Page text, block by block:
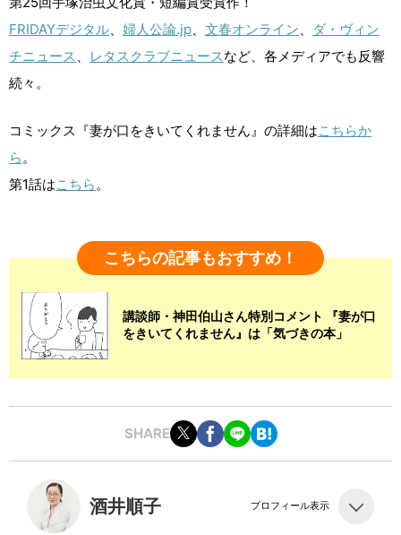
FRIDAYデジタル、 婦人公論.jp、 文春オンライン、
ダ・ヴィン
チニュース 、 レタスクラブニュースなど、各メディアでも反響
続々。
コミックス『妻が口をきいてくれません』の詳細はこちらか
ら。
第1話はこちら。
こちらの記事もおすすめ！
講談師・神田伯山さん特別コメント 『妻が口
をきいてくれません』は「気づきの本」
SHARE
酒井順子 プロフィール表示